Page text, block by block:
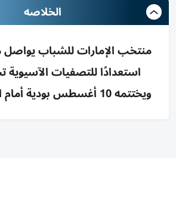
الخلاصه
منتخب الإمارات للشباب
ويختتمه 10 أغسطس بودية أمام الجزيرة 21 سنة